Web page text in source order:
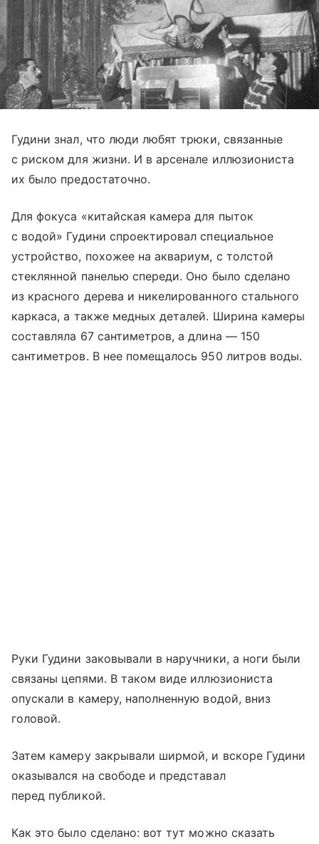
Гудини знал, что люди любят трюки, связанные
с риском для жизни. И в арсенале иллюзиониста
их было предостаточно.
Для фокуса «китайская камера для пыток
с водой» Гудини спроектировал специальное
устройство, похожее на аквариум, с толстой
стеклянной панелью спереди. Оно было сделано
из красного дерева и никелированного стального
каркаса, а также медных деталей. Ширина камеры
составляла 67 сантиметров, а длина — 150
сантиметров. В нее помещалось 950 литров воды.
Руки Гудини заковывали в наручники, а ноги были
связаны цепями. В таком виде иллюзиониста
опускали в камеру, наполненную водой, вниз
головой.
Затем камеру закрывали ширмой, и вскоре Гудини
оказывался на свободе и представал
перед публикой.
Как это было сделано: вот тут можно сказать